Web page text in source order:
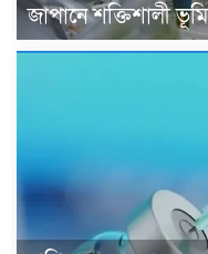
জাপানে শক্তিশালী